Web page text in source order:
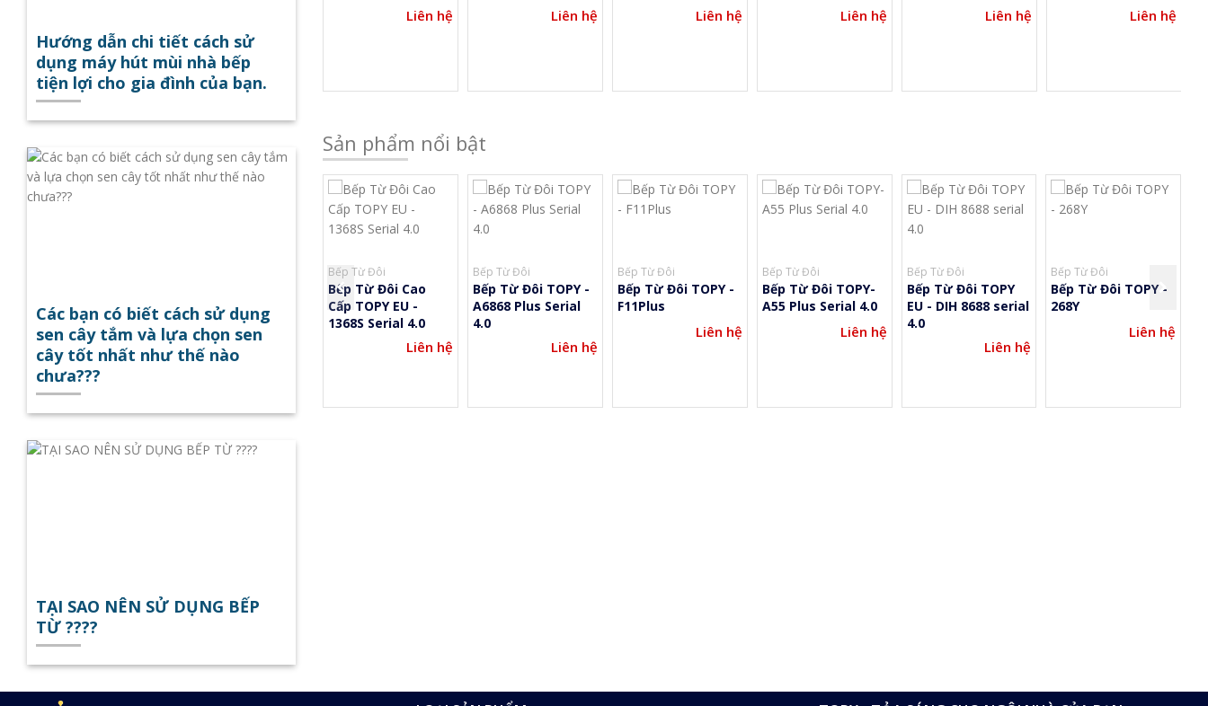
Hướng dẫn chi tiết cách sử
dụng máy hút mùi nhà bếp
tiện lợi cho gia đình của bạn.
Các bạn có biết cách sử dụng
sen cây tắm và lựa chọn sen
cây tốt nhất như thế nào
chưa???
TẠI SAO NÊN SỬ DỤNG BẾP
TỪ ????
Liên hệ Liên hệ
Liên hệ Liên hệ Liên hệ Liên hệ Liên hệ Liên hệ
Sản phẩm nổi bật
F77 Plus Serial 4.0
Liên hệ
Cấp TOPY - HQ8246
Liên hệ
Bếp Từ Đôi
Bếp Từ Đôi Cao
Cấp TOPY EU -
1368S Serial 4.0
Liên hệ
Bếp Từ Đôi
Bếp Từ Đôi TOPY -
A6868 Plus Serial
4.0
Liên hệ
Bếp Từ Đôi
Bếp Từ Đôi TOPY -
F11Plus
Liên hệ
Bếp Từ Đôi
Bếp Từ Đôi TOPY-
A55 Plus Serial 4.0
Liên hệ
Bếp Từ Đôi
Bếp Từ Đôi TOPY
EU - DIH 8688 serial
4.0
Liên hệ
Bếp Từ Đôi
Bếp Từ Đôi TOPY -
268Y
Liên hệ